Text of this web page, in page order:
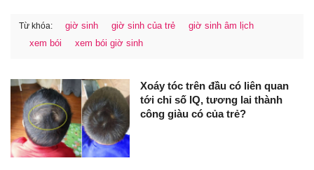
Từ khóa: giờ sinh giờ sinh của trẻ
giờ sinh âm lịch
xem bói
xem bói giờ sinh
Xoáy tóc trên đầu có liên quan
tới chỉ số IQ, tương lai thành
công giàu có của trẻ?